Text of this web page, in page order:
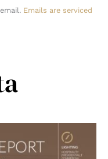
Emails are serviced